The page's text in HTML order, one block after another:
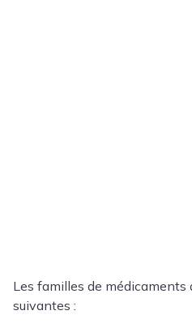
Les familles de
suivantes :